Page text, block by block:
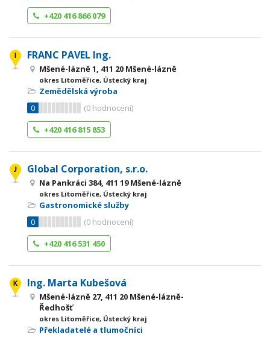
+420 416 866 079
FRANC PAVEL Ing.
Mšené-lázně 1, 411 20 Mšené-lázně
okres Litoměřice, Ústecký kraj
Zemědělská výroba
0
(0 hodnocení)
+420 416 815 853
Global Corporation, s.r.o.
Na Pankráci 384, 411 19 Mšené-lázně
okres Litoměřice, Ústecký kraj
Gastronomické služby
0
(0 hodnocení)
+420 416 531 450
Ing. Marta Kubešová
Mšené-lázně 27, 411 20 Mšené-lázně-
Ředhošť
okres Litoměřice, Ústecký kraj
Překladatelé a tlumočníci